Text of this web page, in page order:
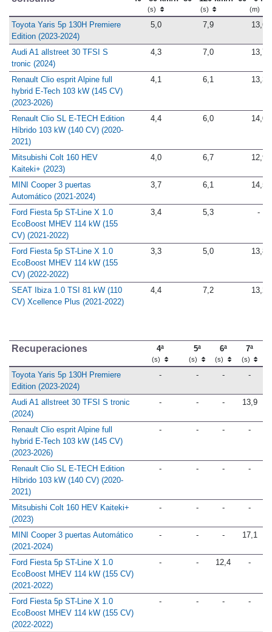
(s) (s) (m)
Toyota Yaris 5p 130H Premiere
Edition (2023-2024)
5,0 7,9 13,6
Audi A1 allstreet 30 TFSI S
tronic (2024)
4,3 7,0 13,7
Renault Clio esprit Alpine full
hybrid E-Tech 103 kW (145 CV)
(2023-2026)
4,1 6,1 13,3
Renault Clio SL E-TECH Edition
Híbrido 103 kW (140 CV) (2020-
2021)
4,4 6,0 14,0
Mitsubishi Colt 160 HEV
Kaiteki+ (2023)
4,0 6,7 12,9
MINI Cooper 3 puertas
Automático (2021-2024)
3,7 6,1 14,5
Ford Fiesta 5p ST-Line X 1.0
EcoBoost MHEV 114 kW (155
CV) (2021-2022)
3,4 5,3 -
Ford Fiesta 5p ST-Line X 1.0
EcoBoost MHEV 114 kW (155
CV) (2022-2022)
3,3 5,0 13,8
SEAT Ibiza 1.0 TSI 81 kW (110
CV) Xcellence Plus (2021-2022)
4,4 7,2 13,2
Recuperaciones 4ª
(s)
5ª
(s)
6ª
(s)
7ª
(s)
Toyota Yaris 5p 130H Premiere
Edition (2023-2024)
- - - -
Audi A1 allstreet 30 TFSI S tronic
(2024)
- - - 13,9
Renault Clio esprit Alpine full
hybrid E-Tech 103 kW (145 CV)
(2023-2026)
- - - -
Renault Clio SL E-TECH Edition
Híbrido 103 kW (140 CV) (2020-
2021)
- - - -
Mitsubishi Colt 160 HEV Kaiteki+
(2023)
- - - -
MINI Cooper 3 puertas Automático
(2021-2024)
- - - 17,1
Ford Fiesta 5p ST-Line X 1.0
EcoBoost MHEV 114 kW (155 CV)
(2021-2022)
- - 12,4 -
Ford Fiesta 5p ST-Line X 1.0
EcoBoost MHEV 114 kW (155 CV)
(2022-2022)
- - - -